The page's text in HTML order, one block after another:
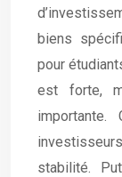
biens
pour
est forte,
stabilité.